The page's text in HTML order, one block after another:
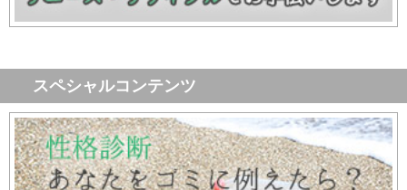
スペシャルコンテンツ